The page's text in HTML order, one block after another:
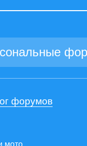
форумов
мото